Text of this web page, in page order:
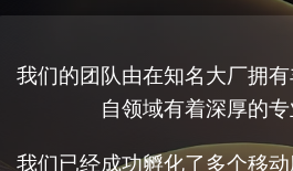
我们的团队由在知名大厂拥
自领域有着深厚的
我们已经成功孵化了多个移